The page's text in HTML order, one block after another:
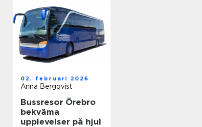
02. februari 2026
Anna Bergqvist
Bussresor Örebro
bekväma
upplevelser på hjul